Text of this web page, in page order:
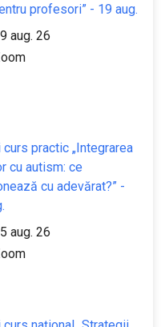
profesori” - 19 aug.
aug. 26
curs practic „Integrarea
cu autism: ce
cu adevărat?” -
aug. 26